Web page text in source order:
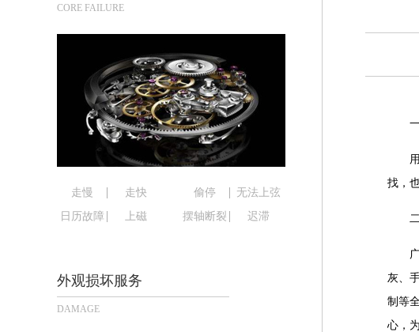
南昌市红谷滩新区红谷中大道998号绿地双子塔（中
济南市历下区经十路11111号华润中心写字楼（万象
广州市天河区天河路230号万菱汇国际中心写字楼A
广州市越秀区环市东路371-375号世界贸易中心大厦
深圳市罗湖区深南东路5001号华润大厦写字楼17层
惠州市惠城区江北文昌一路7号华贸大厦写字楼1座30
厦门市思明区湖滨东路95号华润大厦写字楼B座11层
福州市鼓楼区五四路128-1号恒力城写字楼15层03室
成都市锦江区人民东路6号SAC东原中心写字楼24层
长沙市芙蓉区定王台街道建湘路393号世茂环球金
郑州市二七区铭功路10号华润大厦写字楼29层2905
太原市迎泽区解放路15号亨得利名表服务中心（品
沈阳市沈河区中街路137号亨得利名表服务中心（
CORE FAILURE
走慢 走快 偷停
无法上弦
日历故障
上磁 摆轴断裂 迟滞
外观损坏服务
DAMAGE
找，
灰、
制等
心，